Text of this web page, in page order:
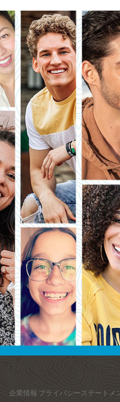
企業情報 プライバシーステートメ